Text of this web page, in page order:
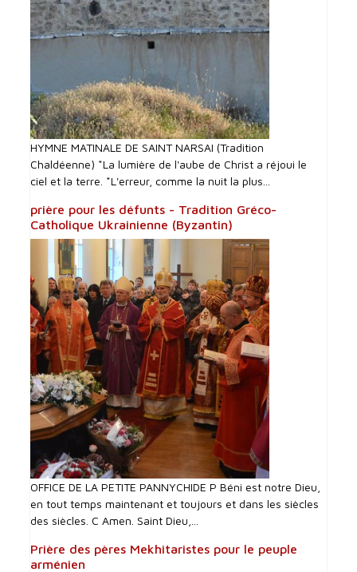
HYMNE MATINALE DE SAINT NARSAI (Tradition
Chaldéenne) *La lumière de l'aube de Christ a réjoui le
ciel et la terre. *L'erreur, comme la nuit la plus...
prière pour les défunts - Tradition Gréco-
Catholique Ukrainienne (Byzantin)
OFFICE DE LA PETITE PANNYCHIDE P Béni est notre Dieu,
en tout temps maintenant et toujours et dans les siècles
des siècles. C Amen. Saint Dieu,...
Prière des pères Mekhitaristes pour le peuple
arménien